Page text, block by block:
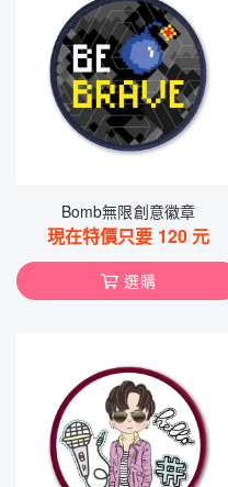
Bomb無限創意徽章
現在特價只要 120 元
選購